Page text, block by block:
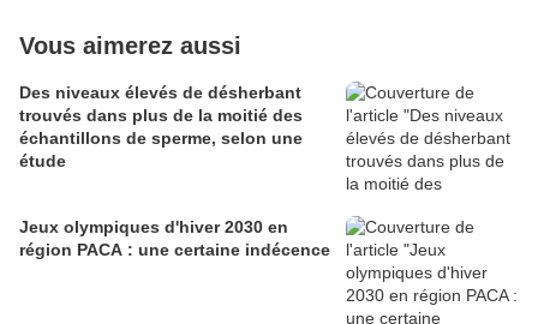
Vous aimerez aussi
Des niveaux élevés de désherbant
trouvés dans plus de la moitié des
échantillons de sperme, selon une
étude
Jeux olympiques d'hiver 2030 en
région PACA : une certaine indécence